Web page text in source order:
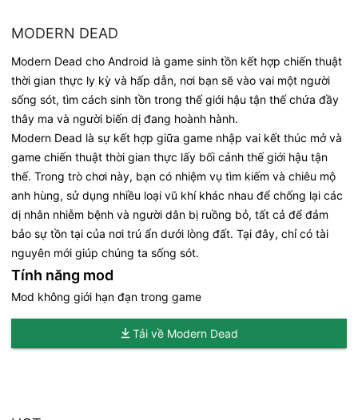
MODERN DEAD
Modern Dead cho Android là game sinh tồn kết hợp chiến thuật
thời gian thực ly kỳ và hấp dẫn, nơi bạn sẽ vào vai một người
sống sót, tìm cách sinh tồn trong thế giới hậu tận thế chứa đầy
thây ma và người biến dị đang hoành hành.
Modern Dead là sự kết hợp giữa game nhập vai kết thúc mở và
game chiến thuật thời gian thực lấy bối cảnh thế giới hậu tận
thế. Trong trò chơi này, bạn có nhiệm vụ tìm kiếm và chiêu mộ
anh hùng, sử dụng nhiều loại vũ khí khác nhau để chống lại các
dị nhân nhiễm bệnh và người dân bị ruồng bỏ, tất cả để đảm
bảo sự tồn tại của nơi trú ẩn dưới lòng đất. Tại đây, chỉ có tài
nguyên mới giúp chúng ta sống sót.
Tính năng mod
Mod không giới hạn đạn trong game
Tải về Modern Dead